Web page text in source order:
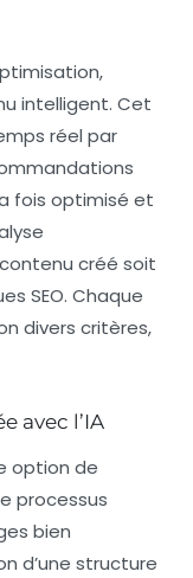
intelligent. Cet
réel par
fois optimisé et
créé soit
SEO. Chaque
divers critères,
avec l’IA
option de
processus
bien
d’une structure